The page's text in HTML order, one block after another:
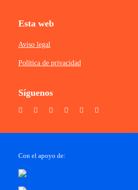
Esta web
Aviso legal
Política de privacidad
Síguenos
Con el apoyo de: